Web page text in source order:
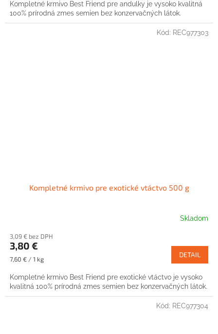
Kompletné krmivo Best Friend pre andulky je vysoko kvalitná
100% prírodná zmes semien bez konzervačných látok.
Kompletné krmivo pre exotické vtáctvo 500 g
Skladom
3,09 € bez DPH
3,80 €
Jednotková
7,60 € / 1 kg
DETAIL
Kompletné krmivo Best Friend pre exotické vtáctvo je vysoko
kvalitná 100% prírodná zmes semien bez konzervačných látok.
Kód: REC977303
Kód: REC977304